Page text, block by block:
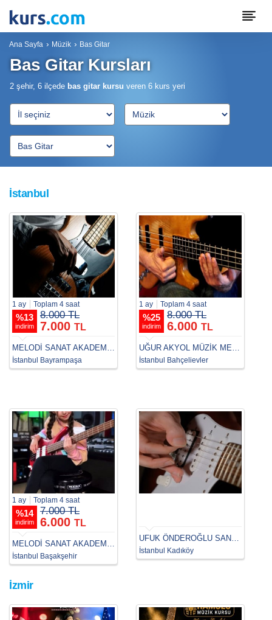
Ana Sayfa Müzik Bas Gitar
Bas Gitar Kursları
2 şehir, 6 ilçede bas gitar kursu veren 6 kurs yeri
İstanbul
1 ay Toplam 4 saat
%13
indirim
8.000 TL
7.000 TL
MELODİ SANAT AKADEMİSİ
İstanbul Bayrampaşa
1 ay Toplam 4 saat
%25
indirim
8.000 TL
6.000 TL
UĞUR AKYOL MÜZİK MERKEZİ
İstanbul Bahçelievler
1 ay Toplam 4 saat
%14
indirim
7.000 TL
6.000 TL
MELODİ SANAT AKADEMİSİ BAHÇEŞEHİR
İstanbul Başakşehir
UFUK ÖNDEROĞLU SANAT MERKEZİ
İstanbul Kadıköy
İzmir